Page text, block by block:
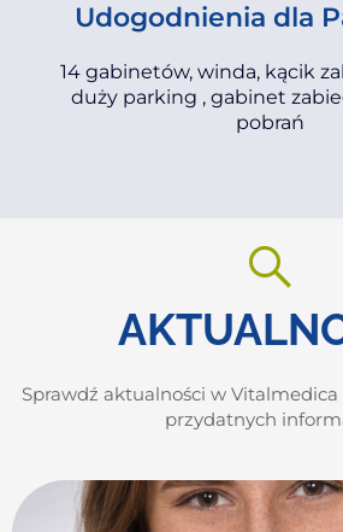
Udogodnienia dla
14 gabinetów, winda, kącik
duży parking , gabinet
pobrań
Sprawdź aktualności w
przydatnych